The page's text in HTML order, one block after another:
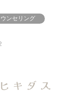
ンセリング